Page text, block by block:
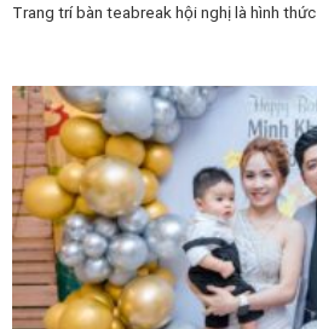
Trang trí bàn teabreak hội nghị là hình